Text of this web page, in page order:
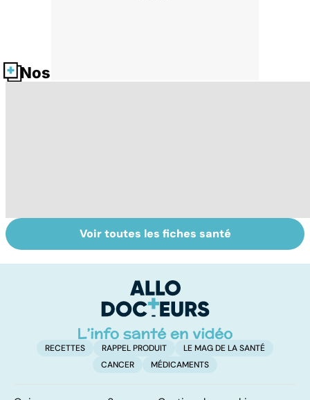
Nos fiches santé
déshydratation
Tout savoir sur
les infections
Voir toutes les fiches santé
RECETTES RAPPEL PRODUIT
LE MAG DE LA SANTÉ
CANCER
MÉDICAMENTS